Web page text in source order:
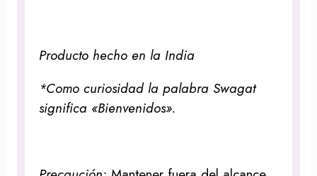
Producto hecho en la India
*Como curiosidad la palabra Swagat
significa «Bienvenidos».